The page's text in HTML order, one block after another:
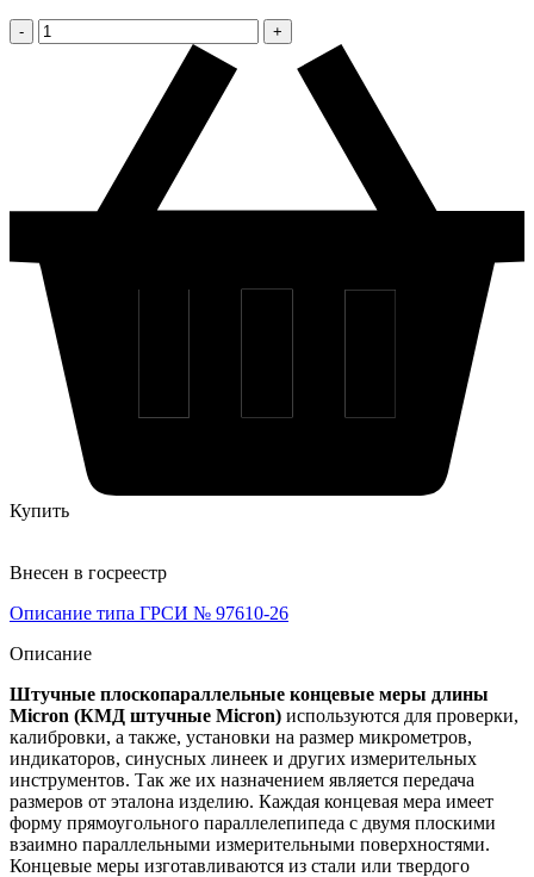
Купить
Внесен в госреестр
Описание типа ГРСИ № 97610-26
Описание
Штучные плоскопараллельные концевые меры длины
Micron (КМД штучные Micron) используются для проверки,
калибровки, а также, установки на размер микрометров,
индикаторов, синусных линеек и других измерительных
инструментов. Так же их назначением является передача
размеров от эталона изделию. Каждая концевая мера имеет
форму прямоугольного параллелепипеда с двумя плоскими
взаимно параллельными измерительными поверхностями.
Концевые меры изготавливаются из стали или твердого